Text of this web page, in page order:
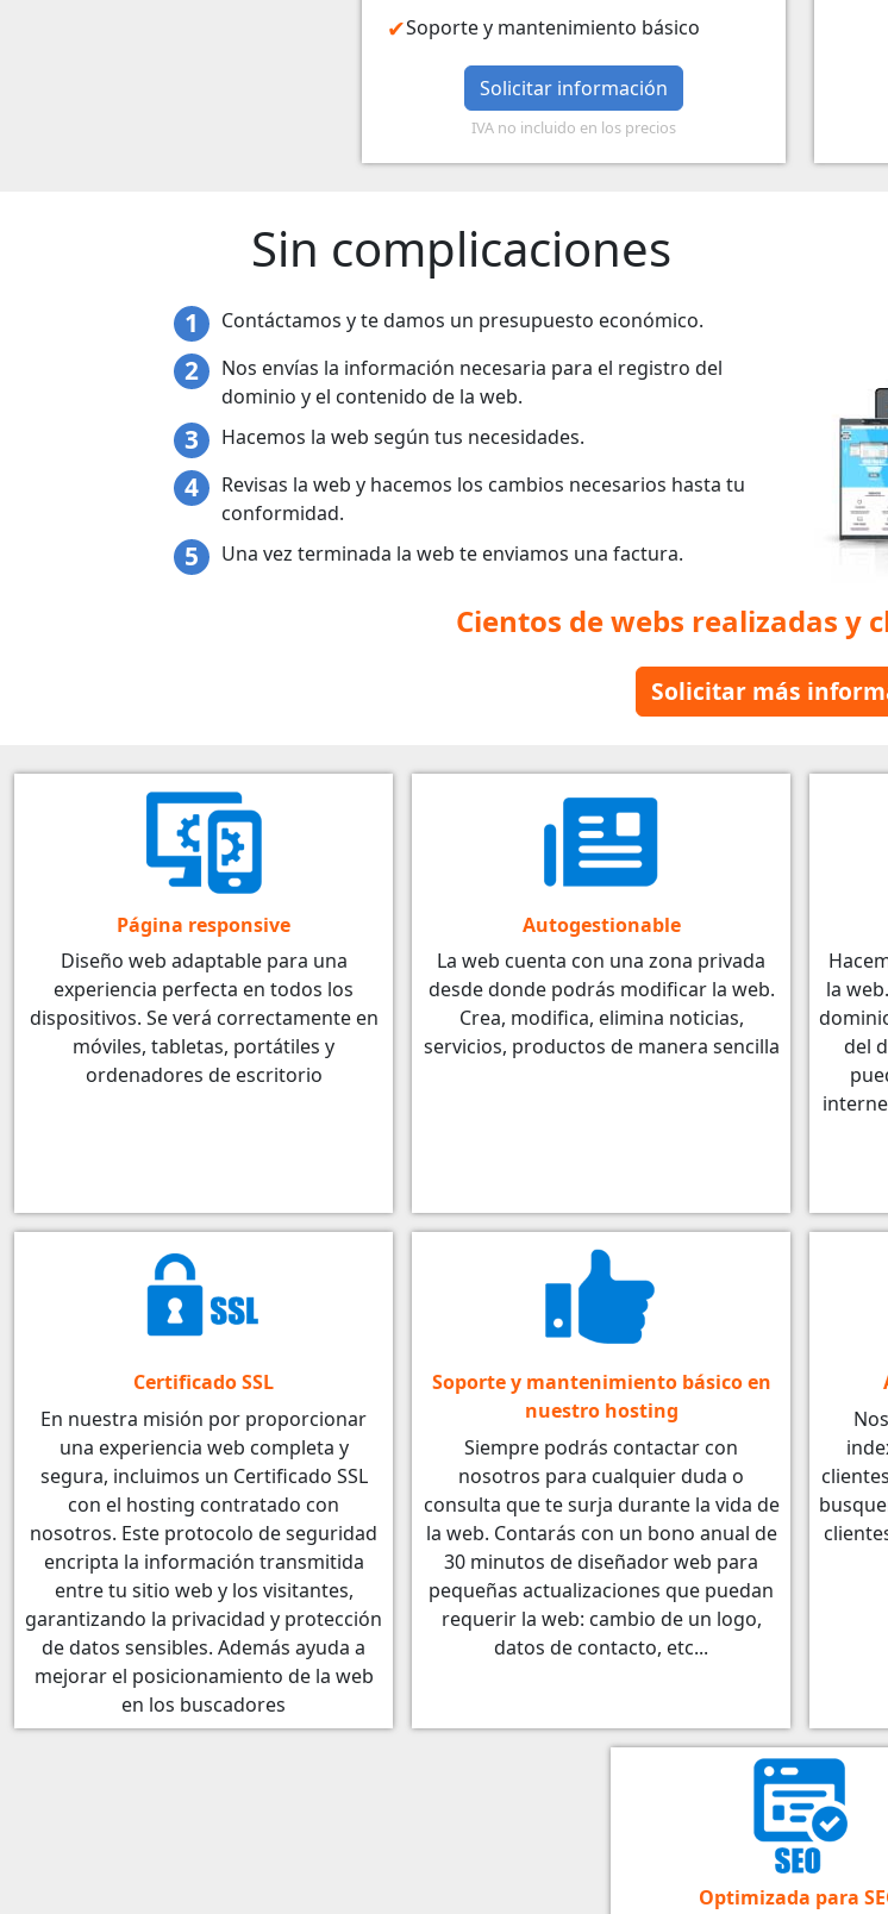
Soporte y mantenimiento básico
Solicitar información
IVA no incluido en los precios
Sin complicaciones
Contáctamos y te damos un presupuesto económico.
Nos envías la información necesaria para el registro del
dominio y el contenido de la web.
Hacemos la web según tus necesidades.
Revisas la web y hacemos los cambios necesarios hasta tu
conformidad.
Una vez terminada la web te enviamos una factura.
Cientos de webs realizadas y
Solicitar más
Página responsive
Diseño web adaptable para una
experiencia perfecta en todos los
dispositivos. Se verá correctamente en
móviles, tabletas, portátiles y
ordenadores de escritorio
Autogestionable
La web cuenta con una zona privada
desde donde podrás modificar la web.
Crea, modifica, elimina noticias,
servicios, productos de manera sencilla
la
del
Certificado SSL
En nuestra misión por proporcionar
una experiencia web completa y
segura, incluimos un Certificado SSL
con el hosting contratado con
nosotros. Este protocolo de seguridad
encripta la información transmitida
entre tu sitio web y los visitantes,
garantizando la privacidad y protección
de datos sensibles. Además ayuda a
mejorar el posicionamiento de la web
en los buscadores
Soporte y mantenimiento básico en
nuestro hosting
Siempre podrás contactar con
nosotros para cualquier duda o
consulta que te surja durante la vida de
la web. Contarás con un bono anual de
30 minutos de diseñador web para
pequeñas actualizaciones que puedan
requerir la web: cambio de un logo,
datos de contacto, etc...
Optimizada para